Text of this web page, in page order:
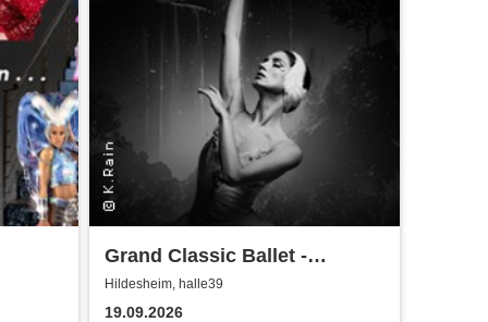
Grand Classic Ballet -
Schwanensee - Jenseits der
Bühne mit live Streichquartett
Hildesheim, halle39
19.09.2026